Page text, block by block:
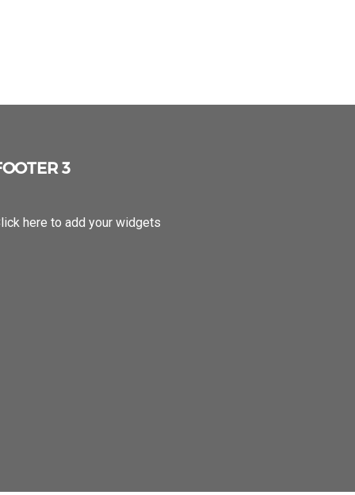
3
here to add your widgets